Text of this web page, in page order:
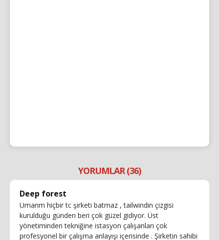
YORUMLAR (36)
Deep forest
Umarım hiçbir tc şirketi batmaz , tailwindin çizgisi
kurulduğu günden beri çok güzel gidiyor. Üst
yönetiminden tekniğine istasyon çalışanları çok
profesyonel bir çalışma anlayışı içerisinde . Şirketin sahibi